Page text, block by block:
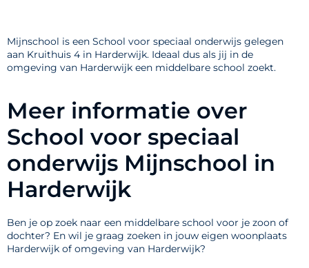
Mijnschool is een School voor speciaal onderwijs gelegen
aan Kruithuis 4 in Harderwijk. Ideaal dus als jij in de
omgeving van Harderwijk een middelbare school zoekt.
Meer informatie over
School voor speciaal
onderwijs Mijnschool in
Harderwijk
Ben je op zoek naar een middelbare school voor je zoon of
dochter? En wil je graag zoeken in jouw eigen woonplaats
Harderwijk of omgeving van Harderwijk?